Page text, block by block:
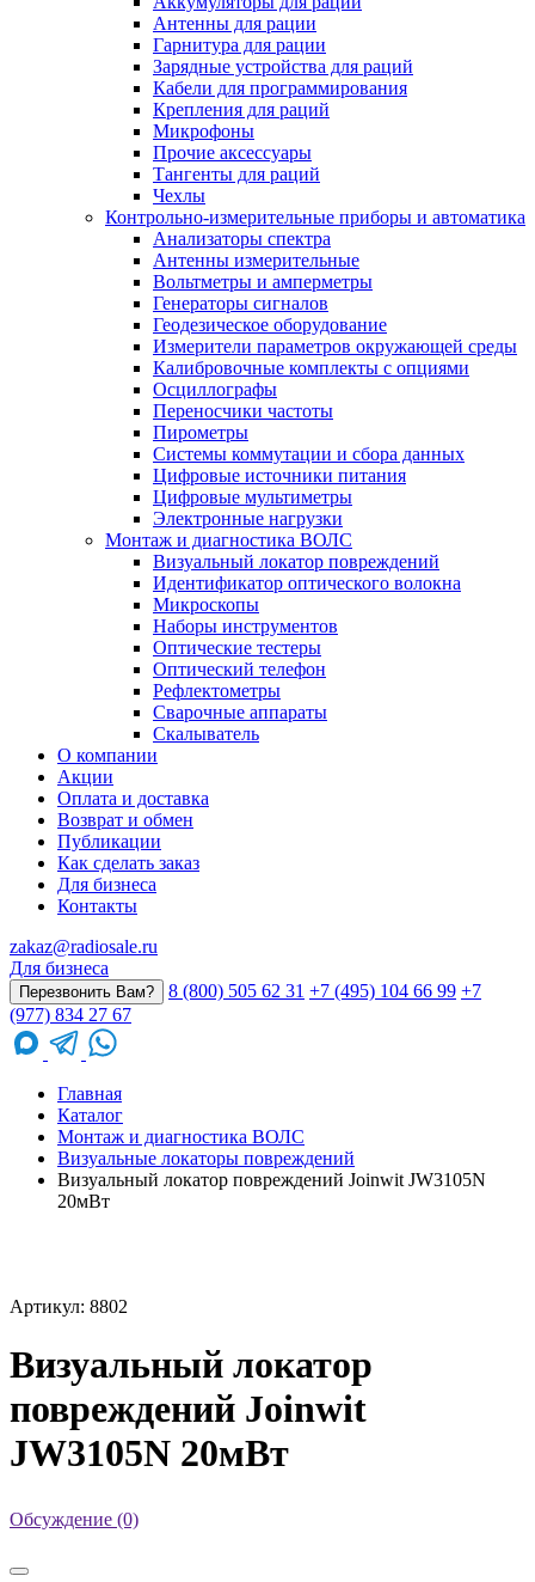
Антенны для рации
Гарнитура для рации
Зарядные устройства для раций
Кабели для программирования
Крепления для раций
Микрофоны
Прочие аксессуары
Тангенты для раций
Чехлы
Контрольно-измерительные приборы и автоматика
Анализаторы спектра
Антенны измерительные
Вольтметры и амперметры
Генераторы сигналов
Геодезическое оборудование
Измерители параметров окружающей среды
Калибровочные комплекты с опциями
Осциллографы
Переносчики частоты
Пирометры
Системы коммутации и сбора данных
Цифровые источники питания
Цифровые мультиметры
Электронные нагрузки
Монтаж и диагностика ВОЛС
Визуальный локатор повреждений
Идентификатор оптического волокна
Микроскопы
Наборы инструментов
Оптические тестеры
Оптический телефон
Рефлектометры
Сварочные аппараты
Скалыватель
О компании
Акции
Оплата и доставка
Возврат и обмен
Публикации
Как сделать заказ
Для бизнеса
Контакты
zakaz@radiosale.ru
Для бизнеса
Перезвонить Вам? 8 (800) 505 62 31 +7 (495) 104 66 99 +7
(977) 834 27 67
Главная
Каталог
Монтаж и диагностика ВОЛС
Визуальные локаторы повреждений
Визуальный локатор повреждений Joinwit JW3105N
20мВт
Артикул: 8802
Визуальный локатор
повреждений Joinwit
JW3105N 20мВт
Обсуждение (0)